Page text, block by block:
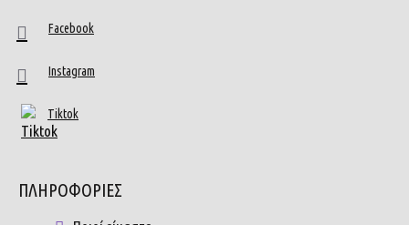
Facebook
Instagram
Tiktok
ΠΛΗΡΟΦΟΡΙΕΣ